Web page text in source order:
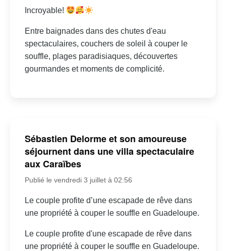
Incroyable!
Entre baignades dans des chutes d'eau
spectaculaires, couchers de soleil à couper le
souffle, plages paradisiaques, découvertes
gourmandes et moments de complicité.
Sébastien Delorme et son amoureuse
séjournent dans une villa spectaculaire
aux Caraïbes
Publié le vendredi 3 juillet à 02:56
Le couple profite d’une escapade de rêve dans
une propriété à couper le souffle en Guadeloupe.
Le couple profite d'une escapade de rêve dans
une propriété à couper le souffle en Guadeloupe.